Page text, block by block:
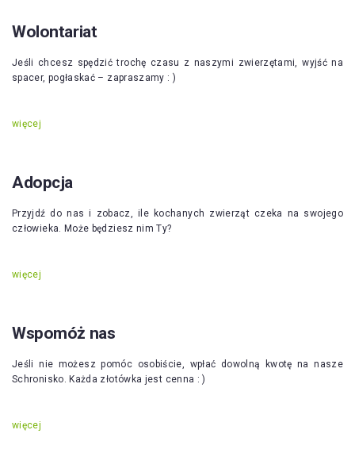
Wolontariat
Jeśli chcesz spędzić trochę czasu z naszymi zwierzętami, wyjść na
spacer, pogłaskać – zapraszamy : )
więcej
Adopcja
Przyjdź do nas i zobacz, ile kochanych zwierząt czeka na swojego
człowieka. Może będziesz nim Ty?
więcej
Wspomóż nas
Jeśli nie możesz pomóc osobiście, wpłać dowolną kwotę na nasze
Schronisko. Każda złotówka jest cenna : )
więcej